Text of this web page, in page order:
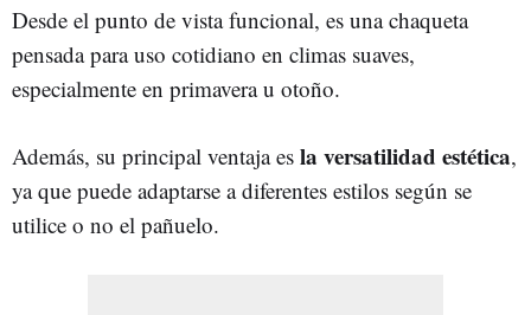
Desde el punto de vista funcional, es una chaqueta
pensada para uso cotidiano en climas suaves,
especialmente en primavera u otoño.
Además, su principal ventaja es la versatilidad estética,
ya que puede adaptarse a diferentes estilos según se
utilice o no el pañuelo.